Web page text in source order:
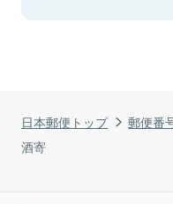
日本郵便トップ 郵便番
酒寄